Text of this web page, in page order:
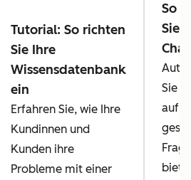
Tutorial: So richten
Sie Ihre
Wissensdatenbank
ein
Erfahren Sie, wie Ihre
Kundinnen und
Kunden ihre
Probleme mit einer
So
Sie
Sie
auf